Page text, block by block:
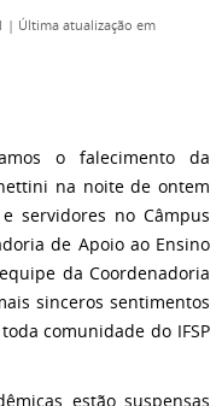
| Última atualização em
o falecimento da
na noite de ontem
servidores no Câmpus
de Apoio ao Ensino
da Coordenadoria
sinceros sentimentos
comunidade do IFSP
estão suspensas